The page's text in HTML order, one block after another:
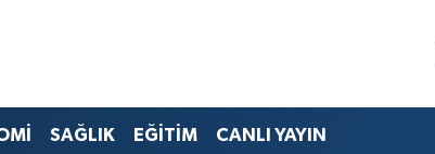
SAĞLIK EĞİTİM CANLI YAYIN